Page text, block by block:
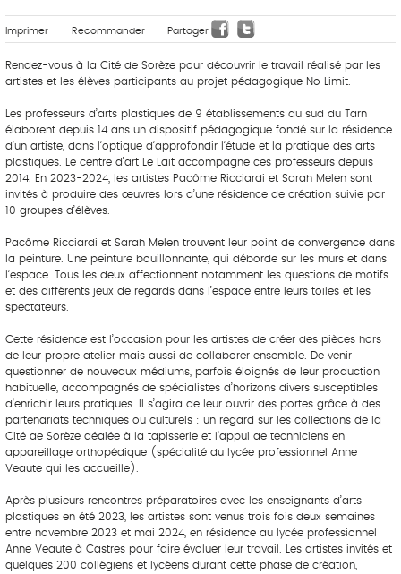
Imprimer Recommander Partager
Rendez-vous à la Cité de Sorèze pour découvrir le travail réalisé par les
artistes et les élèves participants au projet pédagogique No Limit.
Les professeurs d’arts plastiques de 9 établissements du sud du Tarn
élaborent depuis 14 ans un dispositif pédagogique fondé sur la résidence
d’un artiste, dans l’optique d’approfondir l’étude et la pratique des arts
plastiques. Le centre d’art Le Lait accompagne ces professeurs depuis
2014. En 2023-2024, les artistes Pacôme Ricciardi et Sarah Melen sont
invités à produire des œuvres lors d’une résidence de création suivie par
10 groupes d’élèves.
Pacôme Ricciardi et Sarah Melen trouvent leur point de convergence dans
la peinture. Une peinture bouillonnante, qui déborde sur les murs et dans
l’espace. Tous les deux affectionnent notamment les questions de motifs
et des différents jeux de regards dans l’espace entre leurs toiles et les
spectateurs.
Cette résidence est l’occasion pour les artistes de créer des pièces hors
de leur propre atelier mais aussi de collaborer ensemble. De venir
questionner de nouveaux médiums, parfois éloignés de leur production
habituelle, accompagnés de spécialistes d’horizons divers susceptibles
d’enrichir leurs pratiques. Il s’agira de leur ouvrir des portes grâce à des
partenariats techniques ou culturels : un regard sur les collections de la
Cité de Sorèze dédiée à la tapisserie et l’appui de techniciens en
appareillage orthopédique (spécialité du lycée professionnel Anne
Veaute qui les accueille).
Après plusieurs rencontres préparatoires avec les enseignants d’arts
plastiques en été 2023, les artistes sont venus trois fois deux semaines
entre novembre 2023 et mai 2024, en résidence au lycée professionnel
Anne Veaute à Castres pour faire évoluer leur travail. Les artistes invités et
quelques 200 collégiens et lycéens durant cette phase de création,